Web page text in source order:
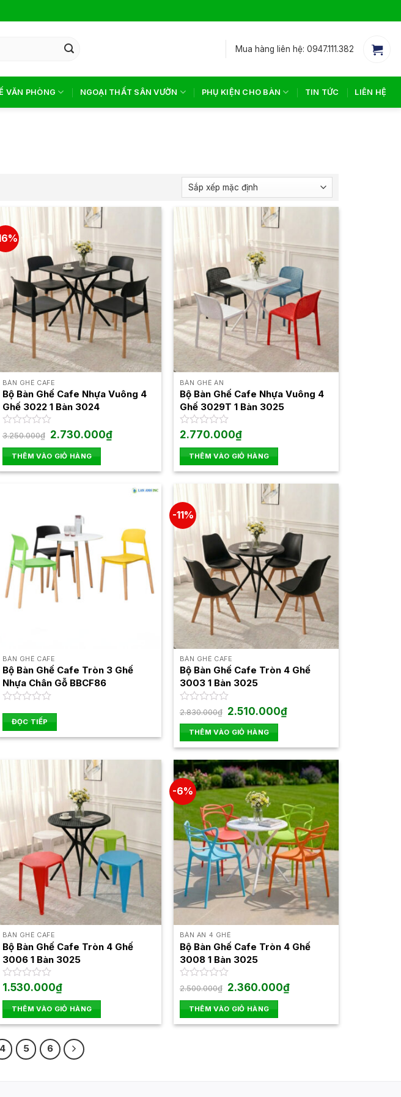
Mua hàng liên hệ: 0947.111.382
VĂN PHÒNG NGOẠI THẤT SÂN VƯỜN PHỤ KIỆN CHO BÀN TIN TỨC LIÊN HỆ
BÀN GHẾ CAFE
Bộ Bàn Ghế Cafe Nhựa Vuông 4
Ghế 3022 1 Bàn 3024
Được
hạng
0
5
3.250.000₫ Giá
gốc
là:
3.250.000₫.
2.730.000₫Giá
hiện
THÊM VÀO GIỎ HÀNG
BÀN GHẾ ĂN
Bộ Bàn Ghế Cafe Nhựa Vuông 4
Ghế 3029T 1 Bàn 3025
Được
hạng
0
5
sao
2.770.000₫
THÊM VÀO GIỎ HÀNG
BÀN GHẾ CAFE
Bộ Bàn Ghế Cafe Tròn 3 Ghế
Nhựa Chân Gỗ BBCF86
xếp
hạng
0
sao
ĐỌC TIẾP
-11%
BÀN GHẾ CAFE
Bộ Bàn Ghế Cafe Tròn 4 Ghế
3003 1 Bàn 3025
Được
hạng
0
5
sao
2.830.000₫ Giá
gốc
là:
2.830.000₫.
2.510.000₫Giá
hiện
THÊM VÀO GIỎ HÀNG
BÀN GHẾ CAFE
Bộ Bàn Ghế Cafe Tròn 4 Ghế
3006 1 Bàn 3025
Được
hạng
0
5
1.530.000₫
THÊM VÀO GIỎ HÀNG
-6%
BÀN ĂN 4 GHẾ
Bộ Bàn Ghế Cafe Tròn 4 Ghế
3008 1 Bàn 3025
Được
hạng
0
5
2.500.000₫ Giá
gốc
là:
2.500.000₫.
2.360.000₫Giá
hiện
THÊM VÀO GIỎ HÀNG
4 5 6